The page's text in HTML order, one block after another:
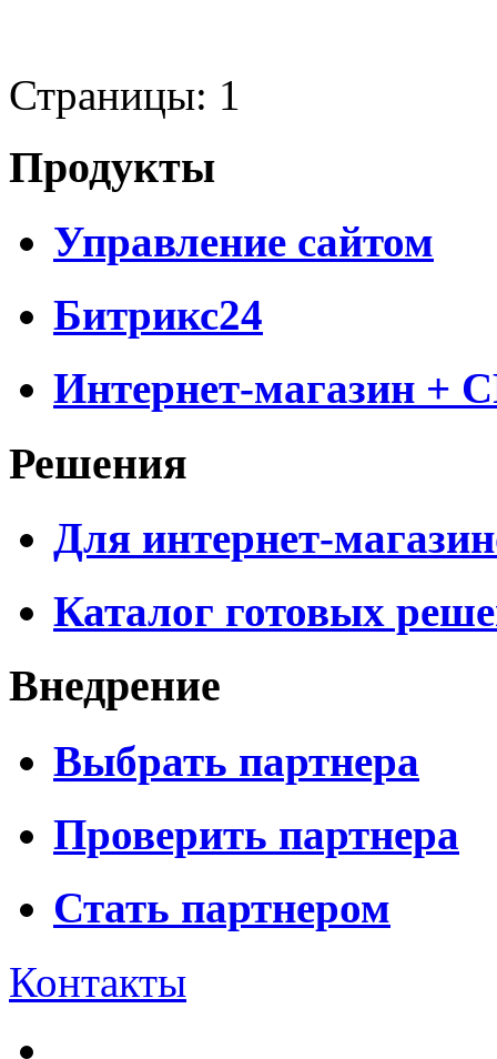
Страницы: 1
Продукты
Управление сайтом
Битрикс24
Интернет-магазин +
Решения
Для интернет-
Каталог готовых
Внедрение
Выбрать партнера
Проверить партнера
Стать партнером
Контакты